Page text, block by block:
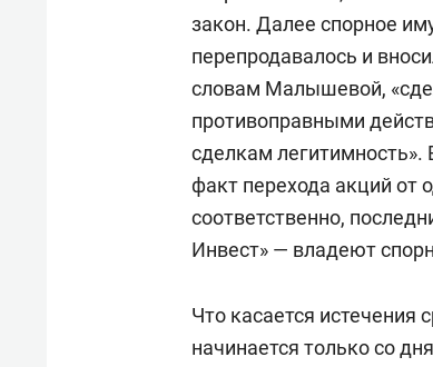
закон. Далее спорное
перепродавалось и
словам Малышевой,
противоправными
сделкам
факт перехода акций от
соответственно,
Инвест» — владеют
Что касается истечения
начинается только со